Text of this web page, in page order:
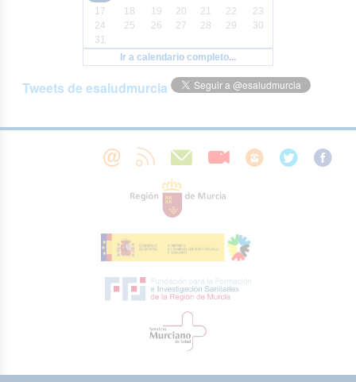
17
18 19 20 21 22
23
24
25 26 27 28 29
30
31
Ir a calendario completo...
Tweets de esaludmurcia